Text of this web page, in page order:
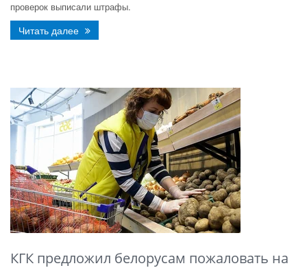
проверок выписали штрафы.
Читать далее
КГК предложил белорусам пожаловать на